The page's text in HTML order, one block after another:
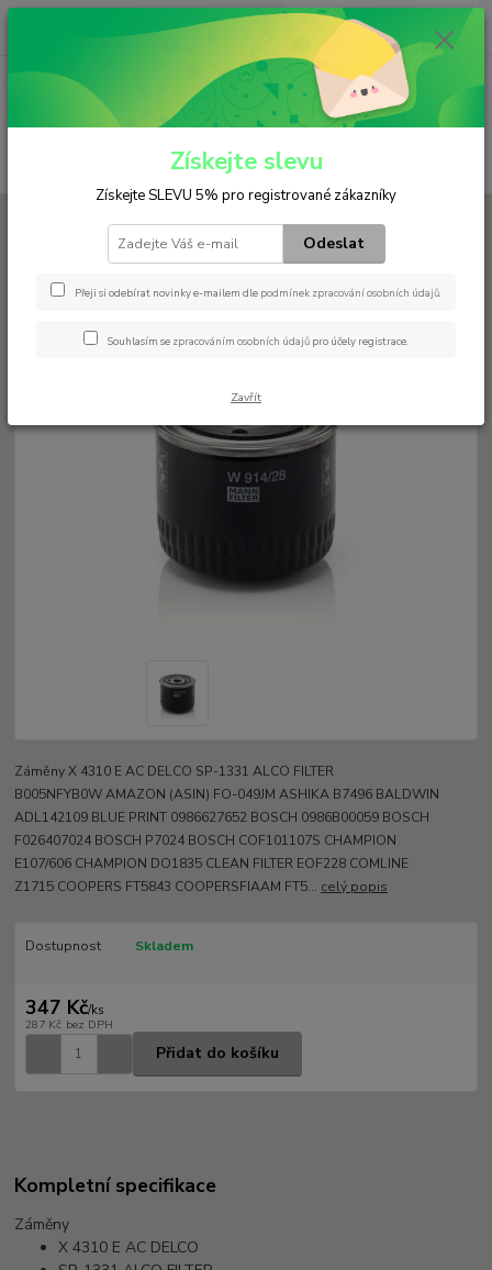
(Po-Pá, 6:30-15 hod.)
ks
0 Kč
W 914/28
Záměny X 4310 E AC DELCO SP-1331 ALCO FILTER
B005NFYB0W AMAZON (ASIN) FO-049JM ASHIKA B7496 BALDWIN
ADL142109 BLUE PRINT 0986627652 BOSCH 0986B00059 BOSCH
F026407024 BOSCH P7024 BOSCH COF101107S CHAMPION
E107/606 CHAMPION DO1835 CLEAN FILTER EOF228 COMLINE
Z1715 COOPERS FT5843 COOPERSFIAAM FT5... celý popis
Dostupnost Skladem
347 Kč/ks
287 Kč bez DPH
Přidat do košíku
Kompletní specifikace
Záměny
X 4310 E AC DELCO
Získejte slevu
Získejte SLEVU 5% pro registrované zákazníky
Odeslat
Přeji si odebírat novinky e-mailem dle podmínek zpracování osobních údajů.
Souhlasím se zpracováním osobních údajů pro účely registrace.
Zavřít